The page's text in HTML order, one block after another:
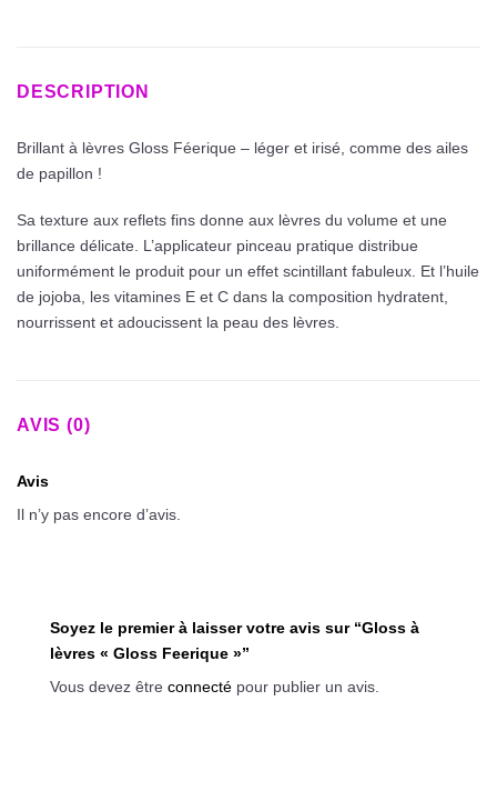
DESCRIPTION
Brillant à lèvres Gloss Féerique – léger et irisé, comme des ailes
de papillon !
Sa texture aux reflets fins donne aux lèvres du volume et une
brillance délicate. L’applicateur pinceau pratique distribue
uniformément le produit pour un effet scintillant fabuleux. Et l’huile
de jojoba, les vitamines E et C dans la composition hydratent,
nourrissent et adoucissent la peau des lèvres.
AVIS (0)
Avis
Il n’y pas encore d’avis.
Soyez le premier à laisser votre avis sur “Gloss à
lèvres « Gloss Feerique »”
Vous devez être connecté pour publier un avis.